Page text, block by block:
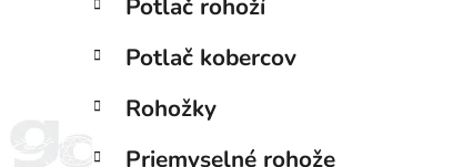
č
ý
kategórie
a
e
ó
Potlač rohoží
Potlač kobercov
Rohožky
Priemyselné rohože